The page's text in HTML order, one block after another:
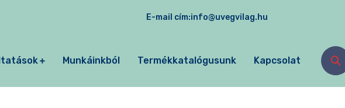
E-mail cím:info@uvegvilag.hu
Munkáinkból Termékkatalógusunk Kapcsolat